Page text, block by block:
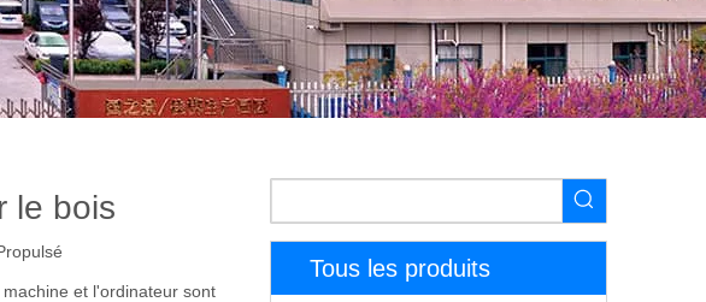
le bois
et l'ordinateur sont
Tous les produits